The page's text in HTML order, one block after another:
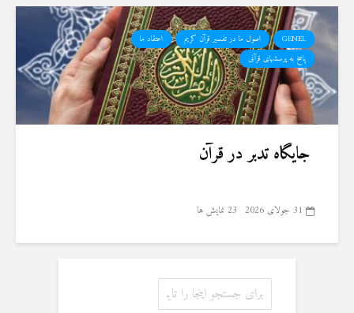
GENEL اصول ما در تفسیر قرآن کریم
اعتقاد ما
پاسخ به پرسشهای قرآنی
جایگاه تدبر در قرآن
31 جولای 2026 23 نمایش ها